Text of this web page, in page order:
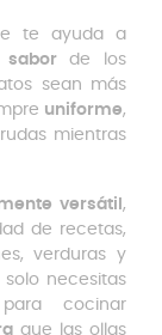
te ayuda a
de los
sean más
uniforme,
mientras
versátil ,
de recetas,
verduras y
necesitas
cocinar
que las ollas